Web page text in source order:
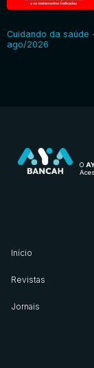
Cuidando da saúde
ago/2026
O
Início
Revistas
Jornais